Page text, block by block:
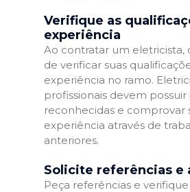
Verifique as
experiência
Ao contratar um eletricista,
de verificar suas
experiência no ramo.
profissionais devem
reconhecidas e comprovar
experiência através de
anteriores.
Solicite referências e
Peça referências e